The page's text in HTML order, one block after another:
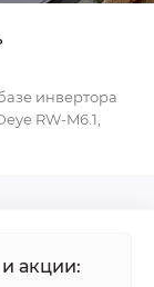
инвертора
RW-M6.1,
акции: